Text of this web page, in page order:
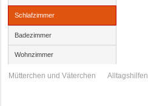
Schlafzimmer
Badezimmer
Wohnzimmer
Mütterchen und Väterchen Alltagshilfen